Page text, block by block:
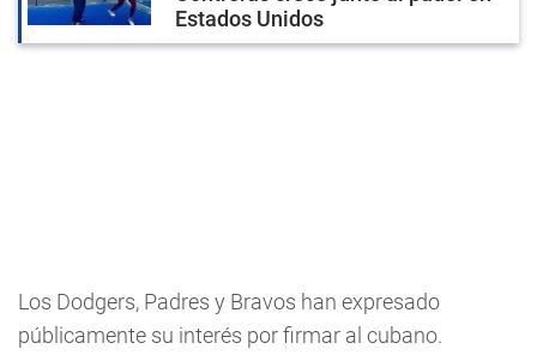
Estados Unidos
Los Dodgers, Padres y Bravos han expresado
públicamente su interés por firmar al cubano.